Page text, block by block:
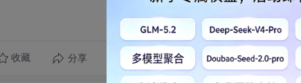
收藏 分享 转发到动态 举报